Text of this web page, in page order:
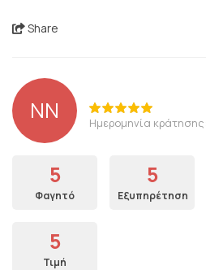
Share
NN Ημερομηνία
5
Φαγητό
5
Εξυπηρέτηση
5
Τιμή